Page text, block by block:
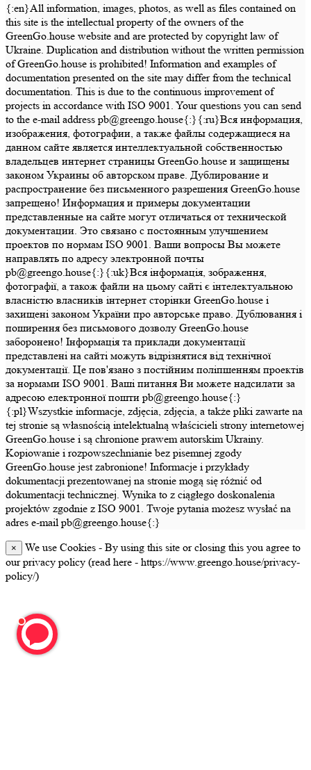
{:en}All information, images, photos, as well as files contained on
this site is the intellectual property of the owners of the
GreenGo.house website and are protected by copyright law of
Ukraine. Duplication and distribution without the written permission
of GreenGo.house is prohibited! Information and examples of
documentation presented on the site may differ from the technical
documentation. This is due to the continuous improvement of
projects in accordance with ISO 9001. Your questions you can send
to the e-mail address pb@greengo.house{:}{:ru}Вся информация,
изображения, фотографии, а также файлы содержащиеся на
данном сайте является интеллектуальной собственностью
владельцев интернет страницы GreenGo.house и защищены
законом Украины об авторском праве. Дублирование и
распространение без письменного разрешения GreenGo.house
запрещено! Информация и примеры документации
представленные на сайте могут отличаться от технической
документации. Это связано с постоянным улучшением
проектов по нормам ISO 9001. Ваши вопросы Вы можете
направлять по адресу электронной почты
pb@greengo.house{:}{:uk}Вся інформація, зображення,
фотографії, а також файли на цьому сайті є інтелектуальною
власністю власників інтернет сторінки GreenGo.house і
захищені законом України про авторське право. Дублювання і
поширення без письмового дозволу GreenGo.house
заборонено! Інформація та приклади документації
представлені на сайті можуть відрізнятися від технічної
документації. Це пов'язано з постійним поліпшенням проектів
за нормами ISO 9001. Ваші питання Ви можете надсилати за
адресою електронної пошти pb@greengo.house{:}
{:pl}Wszystkie informacje, zdjęcia, zdjęcia, a także pliki zawarte na
tej stronie są własnością intelektualną właścicieli strony internetowej
GreenGo.house i są chronione prawem autorskim Ukrainy.
Kopiowanie i rozpowszechnianie bez pisemnej zgody
GreenGo.house jest zabronione! Informacje i przykłady
dokumentacji prezentowanej na stronie mogą się różnić od
dokumentacji technicznej. Wynika to z ciągłego doskonalenia
projektów zgodnie z ISO 9001. Twoje pytania możesz wysłać na
adres e-mail pb@greengo.house{:}
×
We use Cookies - By using this site or closing this you agree to
our privacy policy (read here - https://www.greengo.house/privacy-
policy/)